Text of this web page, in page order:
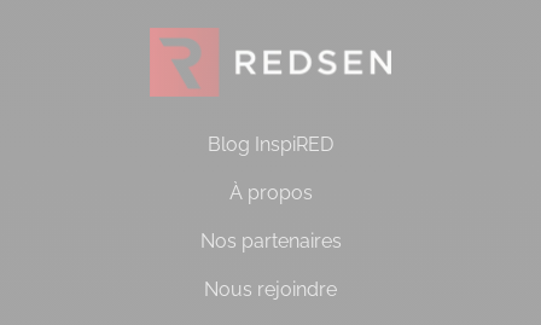
Blog InspiRED
À propos
Nos partenaires
Nous rejoindre